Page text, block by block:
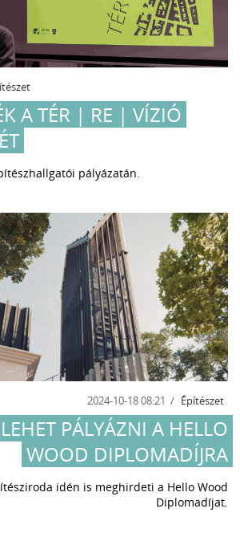
A TÉR | RE | VÍZIÓ
pályázatán.
2024-10-18 08:21 Építészet
PÁLYÁZNI A HELLO
WOOD DIPLOMADÍJRA
idén is meghirdeti a Hello Wood
Diplomadíjat.